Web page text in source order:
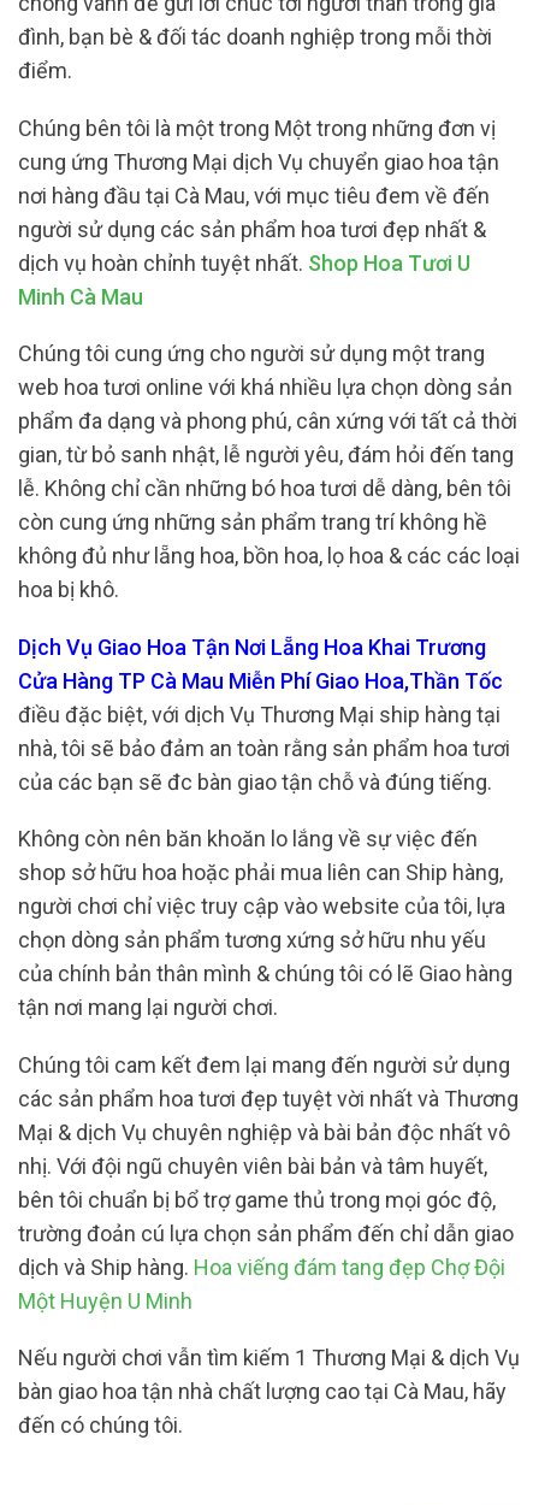
đình, bạn bè & đối tác doanh nghiệp trong mỗi thời
điểm.
Chúng bên tôi là một trong Một trong những đơn vị
cung ứng Thương Mại dịch Vụ chuyển giao hoa tận
nơi hàng đầu tại Cà Mau, với mục tiêu đem về đến
người sử dụng các sản phẩm hoa tươi đẹp nhất &
dịch vụ hoàn chỉnh tuyệt nhất. Shop Hoa Tươi U
Minh Cà Mau
Chúng tôi cung ứng cho người sử dụng một trang
web hoa tươi online với khá nhiều lựa chọn dòng sản
phẩm đa dạng và phong phú, cân xứng với tất cả thời
gian, từ bỏ sanh nhật, lễ người yêu, đám hỏi đến tang
lễ. Không chỉ cần những bó hoa tươi dễ dàng, bên tôi
còn cung ứng những sản phẩm trang trí không hề
không đủ như lẵng hoa, bồn hoa, lọ hoa & các các loại
hoa bị khô.
Dịch Vụ Giao Hoa Tận Nơi Lẵng Hoa Khai Trương
Cửa Hàng TP Cà Mau Miễn Phí Giao Hoa,Thần Tốc
điều đặc biệt, với dịch Vụ Thương Mại ship hàng tại
nhà, tôi sẽ bảo đảm an toàn rằng sản phẩm hoa tươi
của các bạn sẽ đc bàn giao tận chỗ và đúng tiếng.
Không còn nên băn khoăn lo lắng về sự việc đến
shop sở hữu hoa hoặc phải mua liên can Ship hàng,
người chơi chỉ việc truy cập vào website của tôi, lựa
chọn dòng sản phẩm tương xứng sở hữu nhu yếu
của chính bản thân mình & chúng tôi có lẽ Giao hàng
tận nơi mang lại người chơi.
Chúng tôi cam kết đem lại mang đến người sử dụng
các sản phẩm hoa tươi đẹp tuyệt vời nhất và Thương
Mại & dịch Vụ chuyên nghiệp và bài bản độc nhất vô
nhị. Với đội ngũ chuyên viên bài bản và tâm huyết,
bên tôi chuẩn bị bổ trợ game thủ trong mọi góc độ,
trường đoản cú lựa chọn sản phẩm đến chỉ dẫn giao
dịch và Ship hàng. Hoa viếng đám tang đẹp Chợ Đội
Một Huyện U Minh
Nếu người chơi vẫn tìm kiếm 1 Thương Mại & dịch Vụ
bàn giao hoa tận nhà chất lượng cao tại Cà Mau, hãy
đến có chúng tôi.